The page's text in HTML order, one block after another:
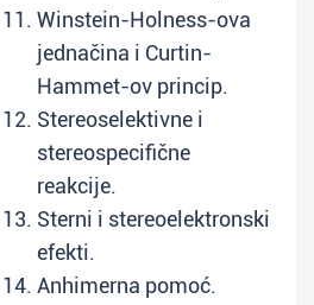
Winstein-Holness-ova
jednačina i Curtin-
Hammet-ov princip.
Stereoselektivne i
stereospecifične
reakcije.
Sterni i stereoelektronski
efekti.
Anhimerna pomoć.